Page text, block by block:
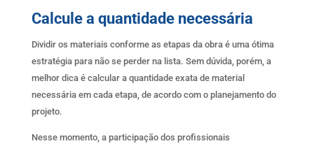
Calcule a quantidade necessária
Dividir os materiais conforme as etapas da obra é uma ótima
estratégia para não se perder na lista. Sem dúvida, porém, a
melhor dica é calcular a quantidade exata de material
necessária em cada etapa, de acordo com o planejamento do
projeto.
Nesse momento, a participação dos profissionais